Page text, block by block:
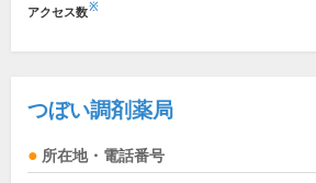
アクセス数※
つぼい調剤薬局
所在地・電話番号